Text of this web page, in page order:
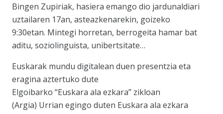
Bingen Zupiriak, hasiera emango dio jardunaldiari
uztailaren 17an, asteazkenarekin, goizeko
9:30etan. Mintegi horretan, berrogeita hamar bat
aditu, soziolinguista, unibertsitate…
Euskarak mundu digitalean duen presentzia eta
eragina aztertuko dute
Elgoibarko “Euskara ala ezkara” zikloan
(Argia) Urrian egingo duten Euskara ala ezkara